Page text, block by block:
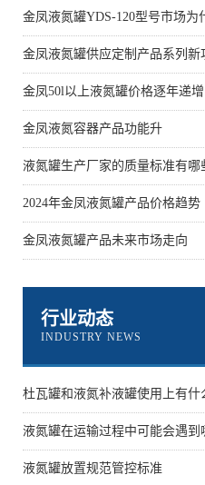
金凤液氮罐YDS-120型号市场为
金凤液氮罐供应定制产品系列新
金凤50l以上液氮罐价格逐年递增
金凤液氮容器产品功能升
液氮罐生产厂家的质量标准有哪
2024年金凤液氮罐产品价格趋势
金凤液氮罐产品未来市场走向
行业动态
INDUSTRY NEWS
杜瓦罐和液氮补液罐使用上有什
液氮罐在运输过程中可能会遇
液氮罐放置规范管控标准